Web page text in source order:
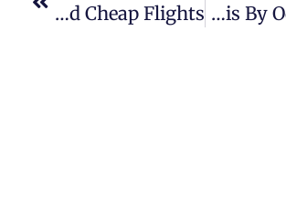
Interesting Facts About Tennis By Oded Gold
How To Find Cheap Flights